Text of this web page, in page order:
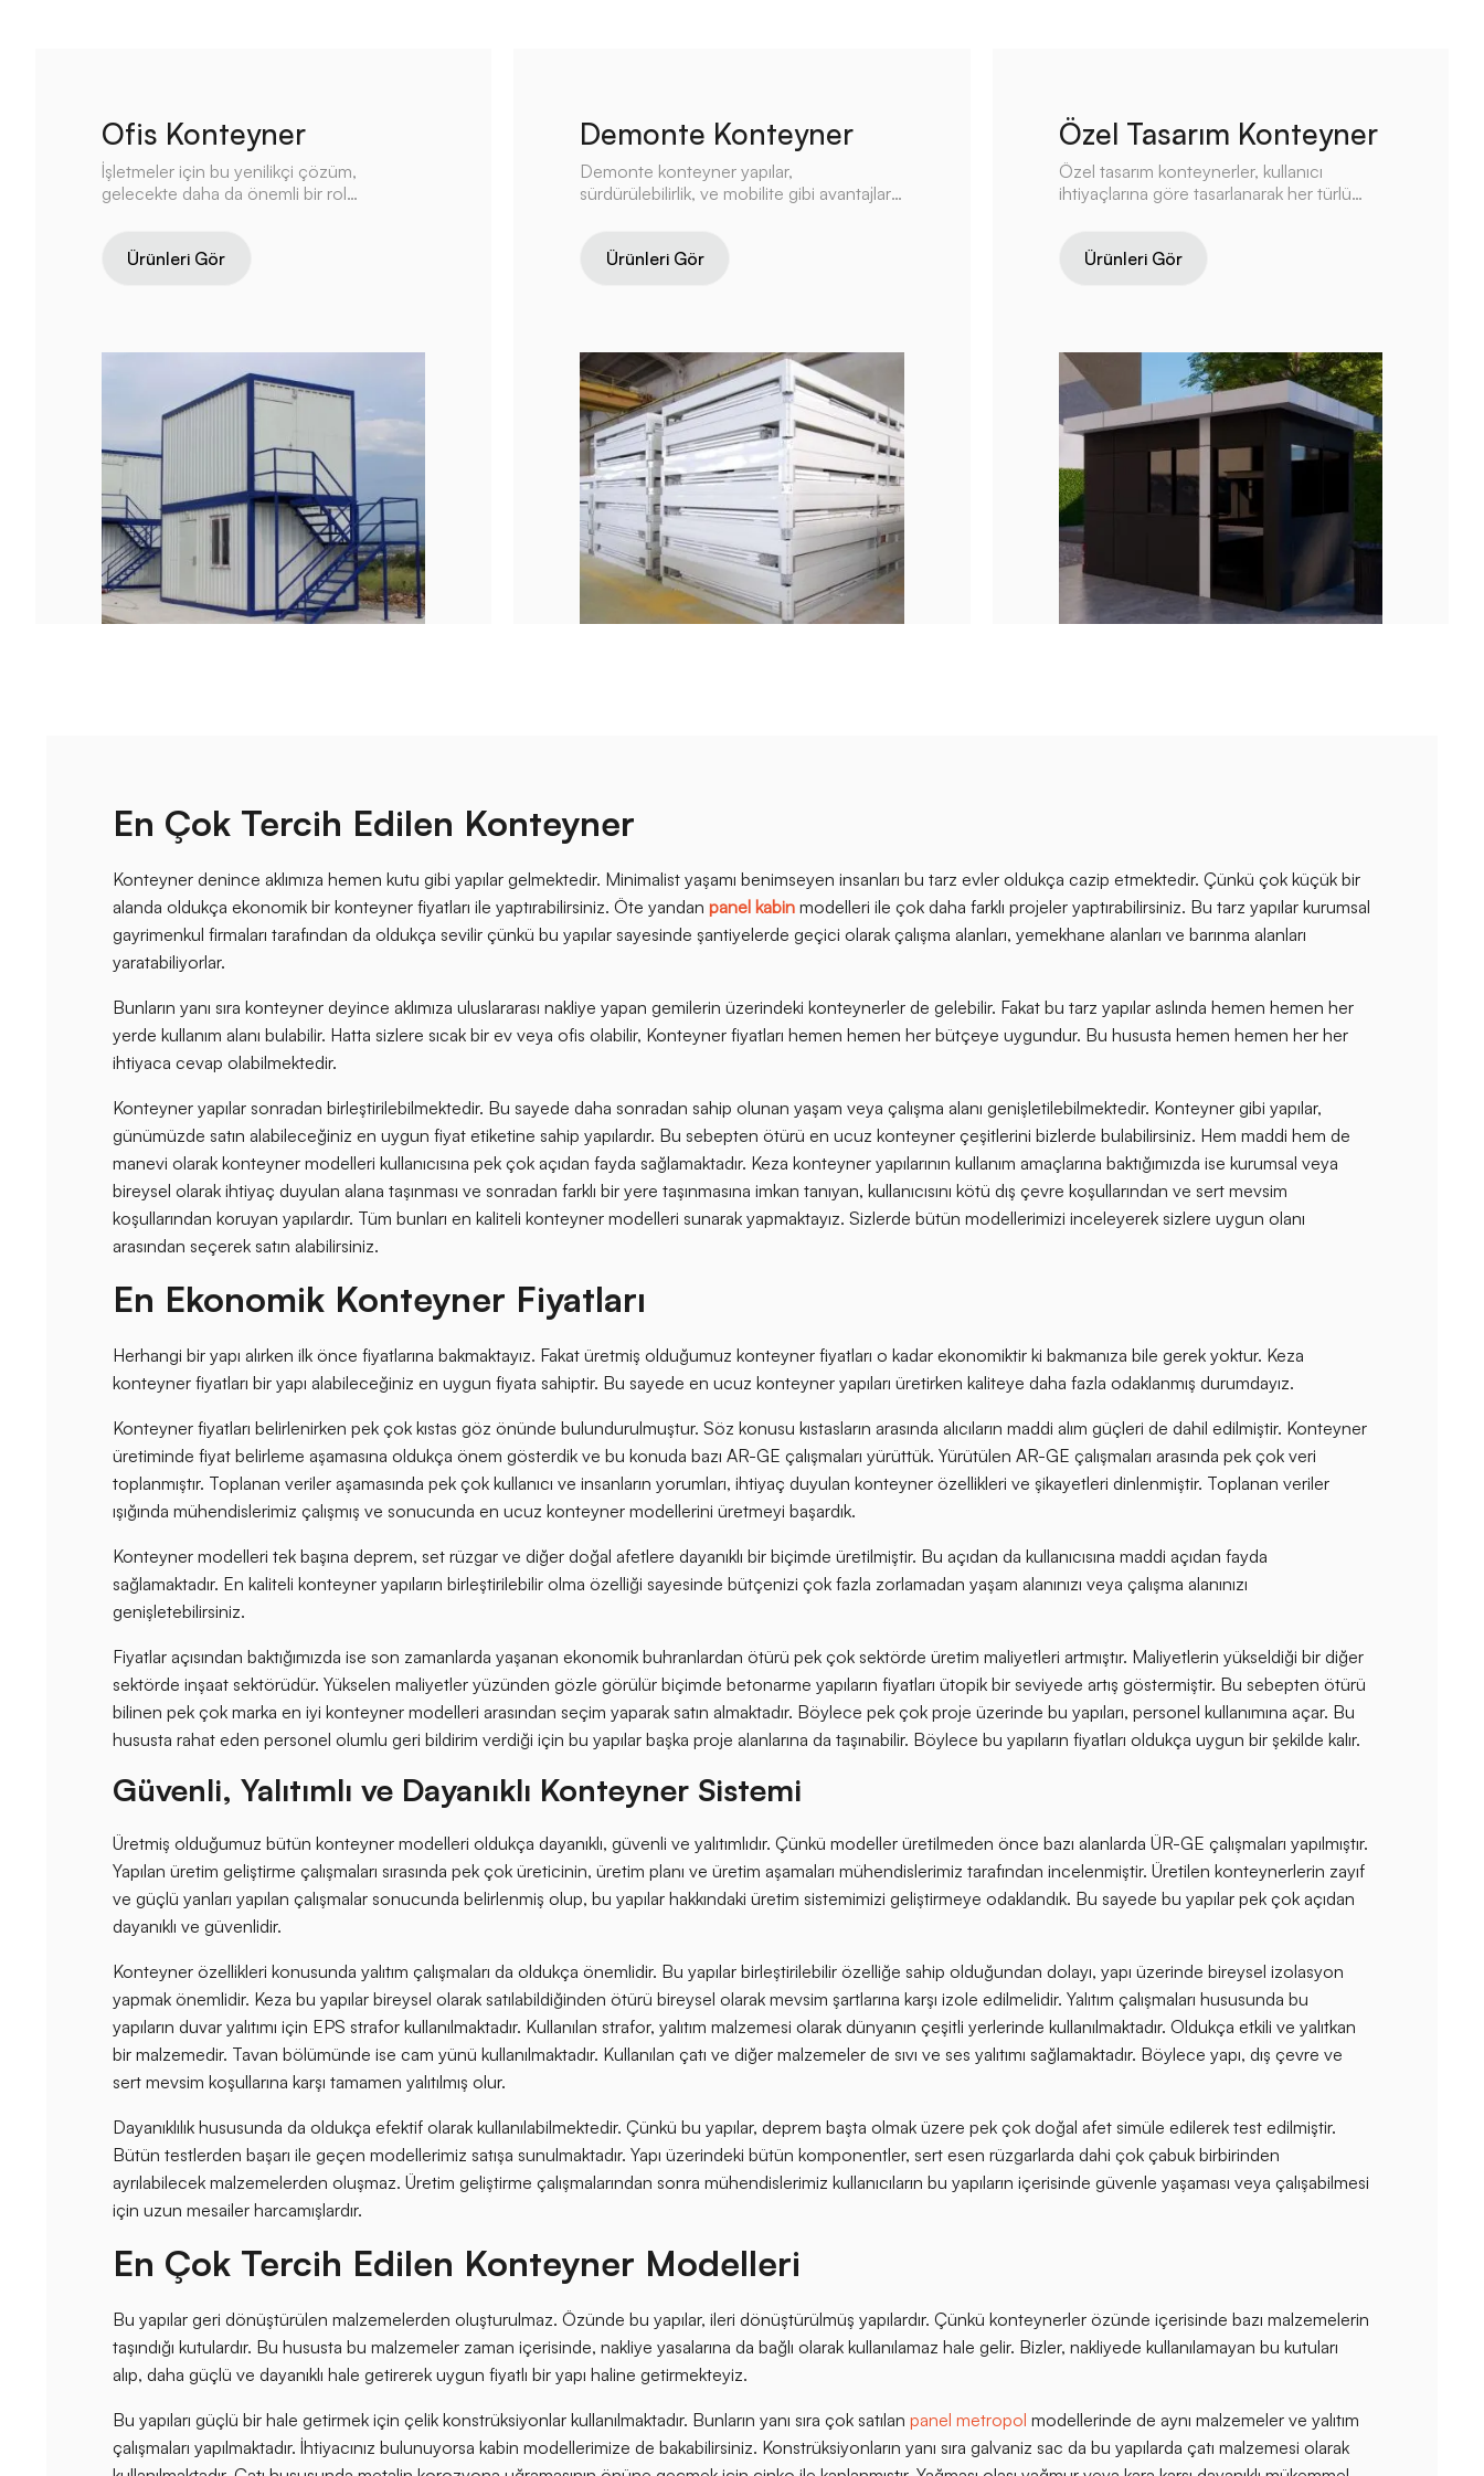
Ofis Konteyner
İşletmeler için bu yenilikçi çözüm,
gelecekte daha da önemli bir rol
Ürünleri Gör
Demonte Konteyner
Demonte konteyner yapılar,
sürdürülebilirlik, ve mobilite gibi avantajları
Ürünleri Gör
Özel Tasarım Konteyner
Özel tasarım konteynerler, kullanıcı
ihtiyaçlarına göre tasarlanarak her türlü
çeşitli sektörlerde kullanılabilen bu
Ürünleri Gör
En Çok Tercih Edilen Konteyner
Konteyner denince aklımıza hemen kutu gibi yapılar gelmektedir. Minimalist yaşamı benimseyen insanları bu tarz evler oldukça cazip etmektedir. Çünkü çok küçük bir
alanda oldukça ekonomik bir konteyner fiyatları ile yaptırabilirsiniz. Öte yandan panel kabin modelleri ile çok daha farklı projeler yaptırabilirsiniz. Bu tarz yapılar kurumsal
gayrimenkul firmaları tarafından da oldukça sevilir çünkü bu yapılar sayesinde şantiyelerde geçici olarak çalışma alanları, yemekhane alanları ve barınma alanları
yaratabiliyorlar.
Bunların yanı sıra konteyner deyince aklımıza uluslararası nakliye yapan gemilerin üzerindeki konteynerler de gelebilir. Fakat bu tarz yapılar aslında hemen hemen her
yerde kullanım alanı bulabilir. Hatta sizlere sıcak bir ev veya ofis olabilir, Konteyner fiyatları hemen hemen her bütçeye uygundur. Bu hususta hemen hemen her her
ihtiyaca cevap olabilmektedir.
Konteyner yapılar sonradan birleştirilebilmektedir. Bu sayede daha sonradan sahip olunan yaşam veya çalışma alanı genişletilebilmektedir. Konteyner gibi yapılar,
günümüzde satın alabileceğiniz en uygun fiyat etiketine sahip yapılardır. Bu sebepten ötürü en ucuz konteyner çeşitlerini bizlerde bulabilirsiniz. Hem maddi hem de
manevi olarak konteyner modelleri kullanıcısına pek çok açıdan fayda sağlamaktadır. Keza konteyner yapılarının kullanım amaçlarına baktığımızda ise kurumsal veya
bireysel olarak ihtiyaç duyulan alana taşınması ve sonradan farklı bir yere taşınmasına imkan tanıyan, kullanıcısını kötü dış çevre koşullarından ve sert mevsim
koşullarından koruyan yapılardır. Tüm bunları en kaliteli konteyner modelleri sunarak yapmaktayız. Sizlerde bütün modellerimizi inceleyerek sizlere uygun olanı
arasından seçerek satın alabilirsiniz.
En Ekonomik Konteyner Fiyatları
Herhangi bir yapı alırken ilk önce fiyatlarına bakmaktayız. Fakat üretmiş olduğumuz konteyner fiyatları o kadar ekonomiktir ki bakmanıza bile gerek yoktur. Keza
konteyner fiyatları bir yapı alabileceğiniz en uygun fiyata sahiptir. Bu sayede en ucuz konteyner yapıları üretirken kaliteye daha fazla odaklanmış durumdayız.
Konteyner fiyatları belirlenirken pek çok kıstas göz önünde bulundurulmuştur. Söz konusu kıstasların arasında alıcıların maddi alım güçleri de dahil edilmiştir. Konteyner
üretiminde fiyat belirleme aşamasına oldukça önem gösterdik ve bu konuda bazı AR-GE çalışmaları yürüttük. Yürütülen AR-GE çalışmaları arasında pek çok veri
toplanmıştır. Toplanan veriler aşamasında pek çok kullanıcı ve insanların yorumları, ihtiyaç duyulan konteyner özellikleri ve şikayetleri dinlenmiştir. Toplanan veriler
ışığında mühendislerimiz çalışmış ve sonucunda en ucuz konteyner modellerini üretmeyi başardık.
Konteyner modelleri tek başına deprem, set rüzgar ve diğer doğal afetlere dayanıklı bir biçimde üretilmiştir. Bu açıdan da kullanıcısına maddi açıdan fayda
sağlamaktadır. En kaliteli konteyner yapıların birleştirilebilir olma özelliği sayesinde bütçenizi çok fazla zorlamadan yaşam alanınızı veya çalışma alanınızı
genişletebilirsiniz.
Fiyatlar açısından baktığımızda ise son zamanlarda yaşanan ekonomik buhranlardan ötürü pek çok sektörde üretim maliyetleri artmıştır. Maliyetlerin yükseldiği bir diğer
sektörde inşaat sektörüdür. Yükselen maliyetler yüzünden gözle görülür biçimde betonarme yapıların fiyatları ütopik bir seviyede artış göstermiştir. Bu sebepten ötürü
bilinen pek çok marka en iyi konteyner modelleri arasından seçim yaparak satın almaktadır. Böylece pek çok proje üzerinde bu yapıları, personel kullanımına açar. Bu
hususta rahat eden personel olumlu geri bildirim verdiği için bu yapılar başka proje alanlarına da taşınabilir. Böylece bu yapıların fiyatları oldukça uygun bir şekilde kalır.
Güvenli, Yalıtımlı ve Dayanıklı Konteyner Sistemi
Üretmiş olduğumuz bütün konteyner modelleri oldukça dayanıklı, güvenli ve yalıtımlıdır. Çünkü modeller üretilmeden önce bazı alanlarda ÜR-GE çalışmaları yapılmıştır.
Yapılan üretim geliştirme çalışmaları sırasında pek çok üreticinin, üretim planı ve üretim aşamaları mühendislerimiz tarafından incelenmiştir. Üretilen konteynerlerin zayıf
ve güçlü yanları yapılan çalışmalar sonucunda belirlenmiş olup, bu yapılar hakkındaki üretim sistemimizi geliştirmeye odaklandık. Bu sayede bu yapılar pek çok açıdan
dayanıklı ve güvenlidir.
Konteyner özellikleri konusunda yalıtım çalışmaları da oldukça önemlidir. Bu yapılar birleştirilebilir özelliğe sahip olduğundan dolayı, yapı üzerinde bireysel izolasyon
yapmak önemlidir. Keza bu yapılar bireysel olarak satılabildiğinden ötürü bireysel olarak mevsim şartlarına karşı izole edilmelidir. Yalıtım çalışmaları hususunda bu
yapıların duvar yalıtımı için EPS strafor kullanılmaktadır. Kullanılan strafor, yalıtım malzemesi olarak dünyanın çeşitli yerlerinde kullanılmaktadır. Oldukça etkili ve yalıtkan
bir malzemedir. Tavan bölümünde ise cam yünü kullanılmaktadır. Kullanılan çatı ve diğer malzemeler de sıvı ve ses yalıtımı sağlamaktadır. Böylece yapı, dış çevre ve
sert mevsim koşullarına karşı tamamen yalıtılmış olur.
Dayanıklılık hususunda da oldukça efektif olarak kullanılabilmektedir. Çünkü bu yapılar, deprem başta olmak üzere pek çok doğal afet simüle edilerek test edilmiştir.
Bütün testlerden başarı ile geçen modellerimiz satışa sunulmaktadır. Yapı üzerindeki bütün komponentler, sert esen rüzgarlarda dahi çok çabuk birbirinden
ayrılabilecek malzemelerden oluşmaz. Üretim geliştirme çalışmalarından sonra mühendislerimiz kullanıcıların bu yapıların içerisinde güvenle yaşaması veya çalışabilmesi
için uzun mesailer harcamışlardır.
En Çok Tercih Edilen Konteyner Modelleri
Bu yapılar geri dönüştürülen malzemelerden oluşturulmaz. Özünde bu yapılar, ileri dönüştürülmüş yapılardır. Çünkü konteynerler özünde içerisinde bazı malzemelerin
taşındığı kutulardır. Bu hususta bu malzemeler zaman içerisinde, nakliye yasalarına da bağlı olarak kullanılamaz hale gelir. Bizler, nakliyede kullanılamayan bu kutuları
alıp, daha güçlü ve dayanıklı hale getirerek uygun fiyatlı bir yapı haline getirmekteyiz.
Bu yapıları güçlü bir hale getirmek için çelik konstrüksiyonlar kullanılmaktadır. Bunların yanı sıra çok satılan panel metropol modellerinde de aynı malzemeler ve yalıtım
çalışmaları yapılmaktadır. İhtiyacınız bulunuyorsa kabin modellerimize de bakabilirsiniz. Konstrüksiyonların yanı sıra galvaniz sac da bu yapılarda çatı malzemesi olarak